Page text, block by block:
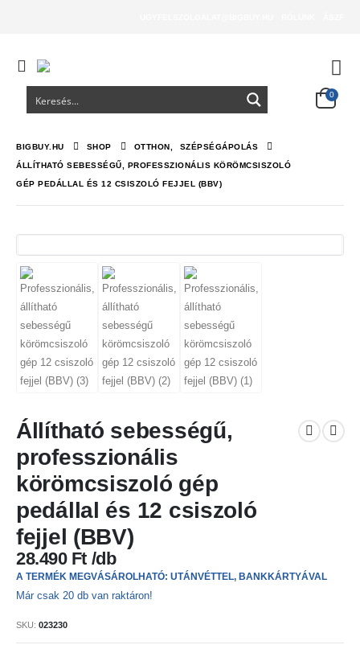
0
BIGBUY.HU SHOP OTTHON SZÉPSÉGÁPOLÁS
ÁLLÍTHATÓ SEBESSÉGŰ, PROFESSZIONÁLIS KÖRÖMCSISZOLÓ
GÉP PEDÁLLAL ÉS 12 CSISZOLÓ FEJJEL (BBV)
Állítható sebességű,
professzionális
körömcsiszoló gép
pedállal és 12 csiszoló
fejjel (BBV)
28.490 Ft
A TERMÉK MEGVÁSÁROLHATÓ: UTÁNVÉTTEL, BANKKÁRTYÁVAL
Már csak 20 db van raktáron!
SKU: 023230